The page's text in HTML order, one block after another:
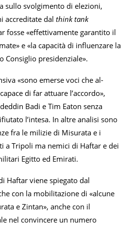
sullo svolgimento di elezioni,
accreditate dal think tank
fosse «effettivamente garantito il
e «la capacità di influenzare la
Consiglio presidenziale».
«sono emerse voci che al-
di far attuare l’accordo»,
Badi e Tim Eaton senza
l’intesa. In altre analisi sono
fra le milizie di Misurata e i
a Tripoli ma nemici di Haftar e dei
Egitto ed Emirati.
Haftar viene spiegato dal
con la mobilitazione di «alcune
e Zintan», anche con il
nel convincere un numero